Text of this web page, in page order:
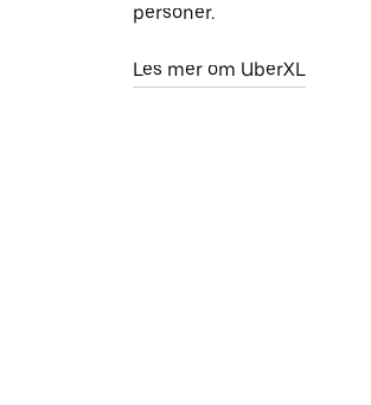
personer.
Les mer om UberXL